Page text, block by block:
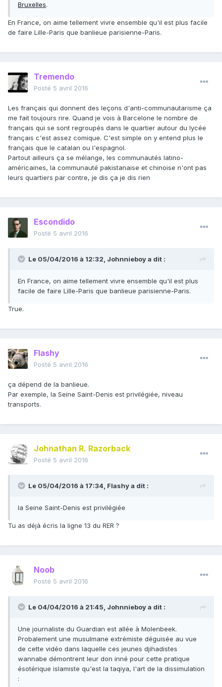
Bruxelles.
En France, on aime tellement vivre ensemble qu'il est plus facile
de faire Lille-Paris que banlieue parisienne-Paris.
Tremendo
Posté 5 avril 2016
Les français qui donnent des leçons d'anti-communautarisme ça
me fait toujours rire. Quand je vois à Barcelone le nombre de
français qui se sont regroupés dans le quartier autour du lycée
français c'est assez comique. C'est simple on y entend plus le
français que le catalan ou l'espagnol.
Partout ailleurs ça se mélange, les communautés latino-
américaines, la communauté pakistanaise et chinoise n'ont pas
leurs quartiers par contre, je dis ça je dis rien
Escondido
Posté 5 avril 2016
Le 05/04/2016 à 12:32, Johnnieboy a dit :
En France, on aime tellement vivre ensemble qu'il est plus
facile de faire Lille-Paris que banlieue parisienne-Paris.
True.
Flashy
Posté 5 avril 2016
ça dépend de la banlieue.
Par exemple, la Seine Saint-Denis est privilégiée, niveau
transports.
Johnathan R. Razorback
Posté 5 avril 2016
Le 05/04/2016 à 17:34, Flashy a dit :
la Seine Saint-Denis est privilégiée
Tu as déjà écris la ligne 13 du RER ?
Noob
Posté 5 avril 2016
Le 04/04/2016 à 21:45, Johnnieboy a dit :
Une journaliste du Guardian est allée à Molenbeek.
Probalement une musulmane extrémiste déguisée au vue
de cette vidéo dans laquelle ces jeunes djihadistes
wannabe démontrent leur don inné pour cette pratique
ésotérique islamiste qu'est la taqiya, l'art de la dissimulation
: